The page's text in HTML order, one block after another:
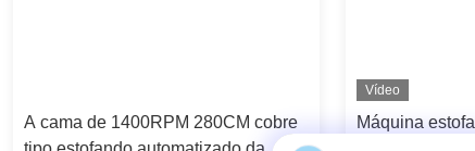
A cama de 1400RPM 280CM cobre
Vídeo
Máquina